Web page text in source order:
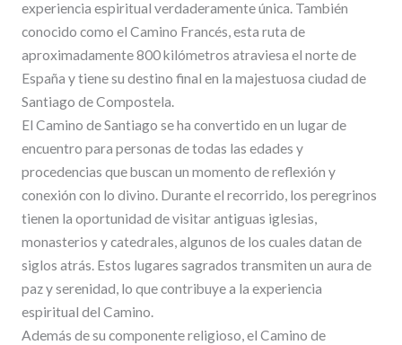
experiencia espiritual verdaderamente única. También
conocido como el Camino Francés, esta ruta de
aproximadamente 800 kilómetros atraviesa el norte de
España y tiene su destino final en la majestuosa ciudad de
Santiago de Compostela.
El Camino de Santiago se ha convertido en un lugar de
encuentro para personas de todas las edades y
procedencias que buscan un momento de reflexión y
conexión con lo divino. Durante el recorrido, los peregrinos
tienen la oportunidad de visitar antiguas iglesias,
monasterios y catedrales, algunos de los cuales datan de
siglos atrás. Estos lugares sagrados transmiten un aura de
paz y serenidad, lo que contribuye a la experiencia
espiritual del Camino.
Además de su componente religioso, el Camino de